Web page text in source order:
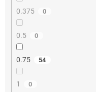
0.375 0
0.5 0
0.75 54
1 0